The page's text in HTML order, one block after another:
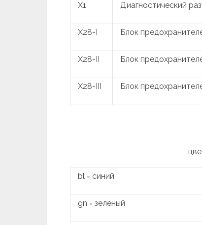
X1 Диагностический
X28-I Блок
X28-II Блок
X28-III Блок
bl = синий
gn = зеленый